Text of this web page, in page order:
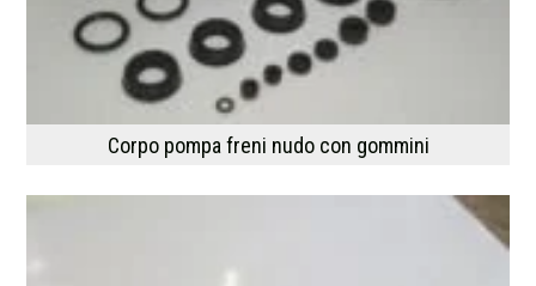
Corpo pompa freni nudo con gommini